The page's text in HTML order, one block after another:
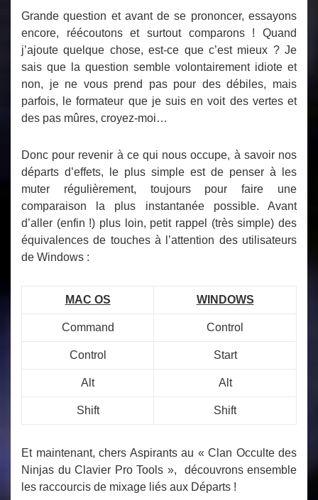
Grande question et avant de se prononcer, essayons
encore, réécoutons et surtout comparons ! Quand
j’ajoute quelque chose, est-ce que c’est mieux ? Je
sais que la question semble volontairement idiote et
non, je ne vous prend pas pour des débiles, mais
parfois, le formateur que je suis en voit des vertes et
des pas mûres, croyez-moi…
Donc pour revenir à ce qui nous occupe, à savoir nos
départs d’effets, le plus simple est de penser à les
muter régulièrement, toujours pour faire une
comparaison la plus instantanée possible. Avant
d’aller (enfin !) plus loin, petit rappel (très simple) des
équivalences de touches à l’attention des utilisateurs
de Windows :
MAC OS WINDOWS
Command Control
Control Start
Alt Alt
Shift Shift
Et maintenant, chers Aspirants au « Clan Occulte des
Ninjas du Clavier Pro Tools », découvrons ensemble
les raccourcis de mixage liés aux Départs !